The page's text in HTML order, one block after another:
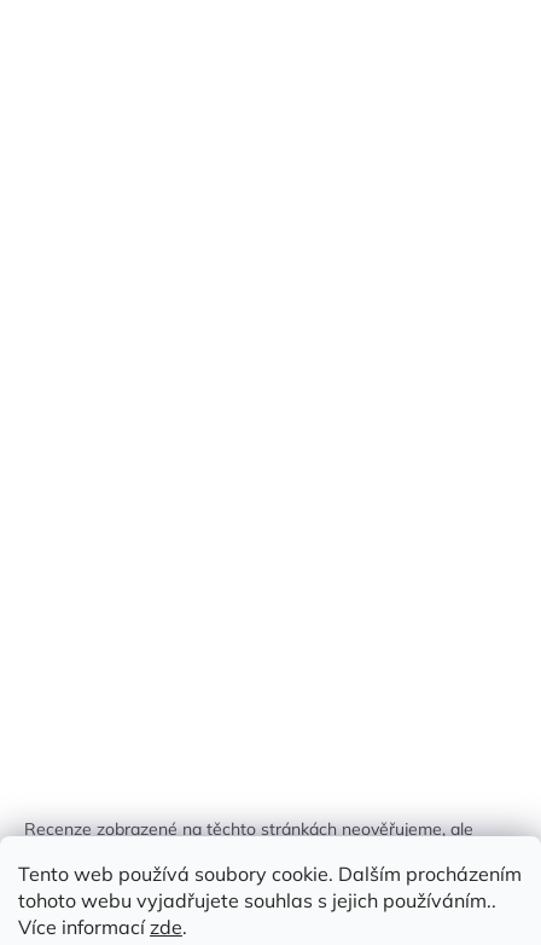
Tento web používá soubory cookie. Dalším procházením
tohoto webu vyjadřujete souhlas s jejich používáním..
Více informacízde.
Recenze zobrazené na těchto stránkách neověřujeme, ale
identifikován.